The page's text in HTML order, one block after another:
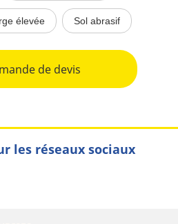
élevée Sol abrasif
de devis
les réseaux sociaux